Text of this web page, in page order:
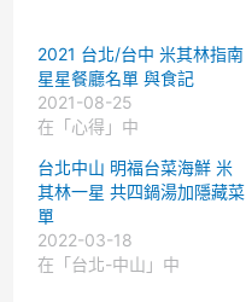
2021 台北/台中 米其林指南
星星餐廳名單 與食記
2021-08-25
在「心得」中
台北中山 明福台菜海鮮 米
其林一星 共四鍋湯加隱藏菜
單
2022-03-18
在「台北-中山」中